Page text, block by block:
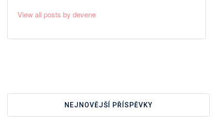
View all posts by devene
NEJNOVĚJŠÍ PŘÍSPĚVKY